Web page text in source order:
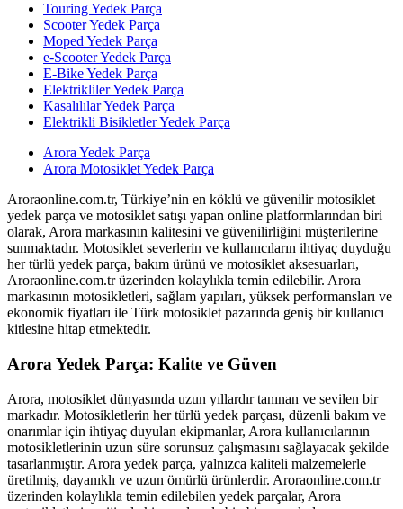
Touring Yedek Parça
Scooter Yedek Parça
Moped Yedek Parça
e-Scooter Yedek Parça
E-Bike Yedek Parça
Elektrikliler Yedek Parça
Kasalılılar Yedek Parça
Elektrikli Bisikletler Yedek Parça
Arora Yedek Parça
Arora Motosiklet Yedek Parça
Aroraonline.com.tr, Türkiye’nin en köklü ve güvenilir motosiklet
yedek parça ve motosiklet satışı yapan online platformlarından biri
olarak, Arora markasının kalitesini ve güvenilirliğini müşterilerine
sunmaktadır. Motosiklet severlerin ve kullanıcıların ihtiyaç duyduğu
her türlü yedek parça, bakım ürünü ve motosiklet aksesuarları,
Aroraonline.com.tr üzerinden kolaylıkla temin edilebilir. Arora
markasının motosikletleri, sağlam yapıları, yüksek performansları ve
ekonomik fiyatları ile Türk motosiklet pazarında geniş bir kullanıcı
kitlesine hitap etmektedir.
Arora Yedek Parça: Kalite ve Güven
Arora, motosiklet dünyasında uzun yıllardır tanınan ve sevilen bir
markadır. Motosikletlerin her türlü yedek parçası, düzenli bakım ve
onarımlar için ihtiyaç duyulan ekipmanlar, Arora kullanıcılarının
motosikletlerinin uzun süre sorunsuz çalışmasını sağlayacak şekilde
tasarlanmıştır. Arora yedek parça, yalnızca kaliteli malzemelerle
üretilmiş, dayanıklı ve uzun ömürlü ürünlerdir. Aroraonline.com.tr
üzerinden kolaylıkla temin edilebilen yedek parçalar, Arora